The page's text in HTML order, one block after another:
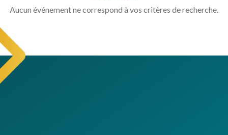
Aucun événement ne correspond à vos critères de recherche.